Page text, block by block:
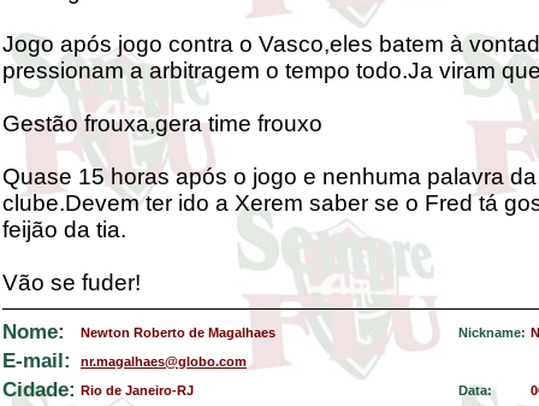
Jogo após jogo contra o Vasco,eles batem à
pressionam a arbitragem o tempo todo.Ja viram
Gestão frouxa,gera time frouxo
Quase 15 horas após o jogo e nenhuma palavra
clube.Devem ter ido a Xerem saber se o Fred tá
feijão da tia.
Vão se fuder!
Nome: Newton Roberto de Magalhaes Nickname:
E-mail: nr.magalhaes@globo.com
Cidade: Rio de Janeiro-RJ Data: